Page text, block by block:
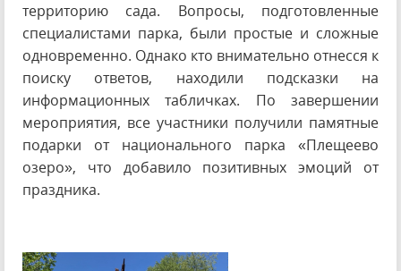
территорию сада. Вопросы, подготовленные
специалистами парка, были простые и сложные
одновременно. Однако кто внимательно отнесся к
поиску ответов, находили подсказки на
информационных табличках. По завершении
мероприятия, все участники получили памятные
подарки от национального парка «Плещеево
озеро», что добавило позитивных эмоций от
праздника.